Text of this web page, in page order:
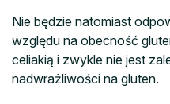
Nie będzie natomiast
względu na obecność
celiakią i zwykle nie jest
nadwrażliwości na gluten.